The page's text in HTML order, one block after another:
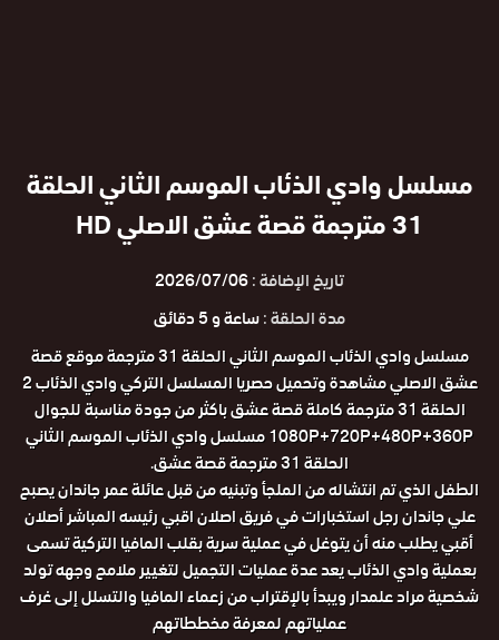
مسلسل وادي الذئاب الموسم الثاني الحلقة
31 مترجمة قصة عشق الاصلي HD
تاريخ الإضافة :2026/07/06
مدة الحلقة :ساعة و 5 دقائق
مسلسل وادي الذئاب الموسم الثاني الحلقة 31 مترجمة موقع قصة
عشق الاصلي مشاهدة وتحميل حصريا المسلسل التركي وادي الذئاب 2
الحلقة 31 مترجمة كاملة قصة عشق باكثر من جودة مناسبة للجوال
1080P+720P+480P+360P مسلسل وادي الذئاب الموسم الثاني
الحلقة 31 مترجمة قصة عشق.
الطفل الذي تم انتشاله من الملجأ وتبنيه من قبل عائلة عمر جاندان يصبح
علي جاندان رجل استخبارات في فريق اصلان اقبي رئيسه المباشر أصلان
أقبي يطلب منه أن يتوغل في عملية سرية بقلب المافيا التركية تسمى
بعملية وادي الذئاب يعد عدة عمليات التجميل لتغيير ملامح وجهه تولد
شخصية مراد علمدار ويبدأ بالإقتراب من زعماء المافيا والتسلل إلى غرف
عملياتهم لمعرفة مخططاتهم